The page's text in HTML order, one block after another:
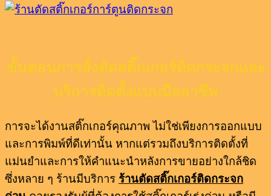
ขั้นตอนการสั่งตัดสติ๊กเกอร์ติดกระจกและ
บริการติดตั้งแบบมืออาชีพ
การจะได้งานสติ๊กเกอร์คุณภาพ ไม่ใช่เพียงการออกแบบ
และการพิมพ์ที่ดีเท่านั้น หากแต่รวมถึงบริการติดตั้งที่
แม่นยำและการให้คำแนะนำหลังการขายอย่างใกล้ชิด
ซึ่งหลาย ๆ ร้านมีบริการ ร้านตัดสติ๊กเกอร์ติดกระจก